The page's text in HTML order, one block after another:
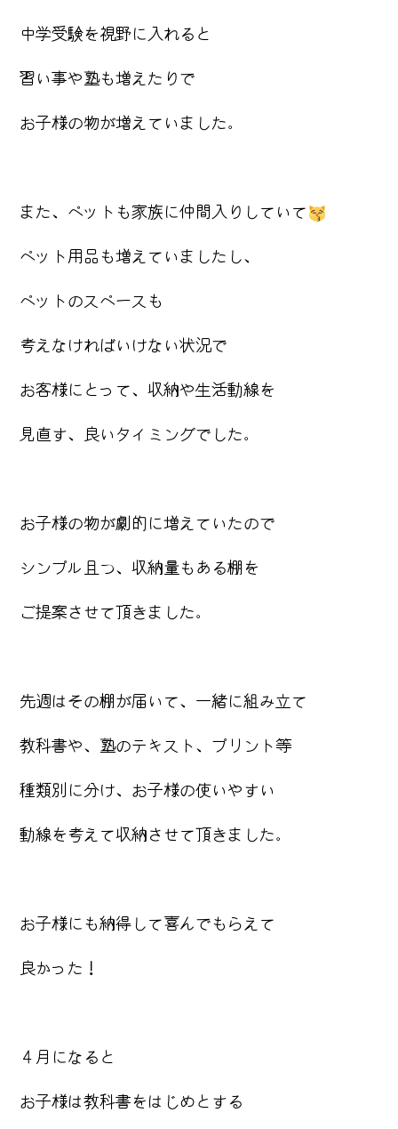
中学受験を視野に入れると
習い事や塾も増えたりで
お子様の物が増えていました。
また、ペットも家族に仲間入りしていて
ペット用品も増えていましたし、
ペットのスペースも
考えなければいけない状況で
お客様にとって、収納や生活動線を
見直す、良いタイミングでした。
お子様の物が劇的に増えていたので
シンプル且つ、収納量もある棚を
ご提案させて頂きました。
先週はその棚が届いて、一緒に組み立て
教科書や、塾のテキスト、プリント等
種類別に分け、お子様の使いやすい
動線を考えて収納させて頂きました。
お子様にも納得して喜んでもらえて
良かった！
４月になると
お子様は教科書をはじめとする